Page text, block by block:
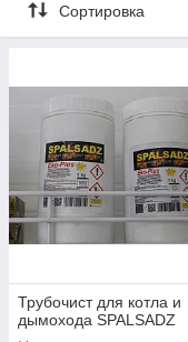
требуют от
загрузки
регулирует режим
Сортировка
Трубочист для котла и
дымохода SPALSADZ